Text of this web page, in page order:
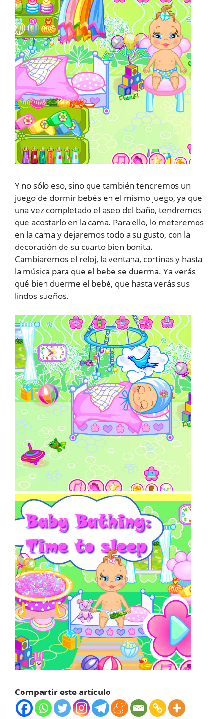
Y no sólo eso, sino que también tendremos un
juego de dormir bebés en el mismo juego, ya que
una vez completado el aseo del baño, tendremos
que acostarlo en la cama. Para ello, lo meteremos
en la cama y dejaremos todo a su gusto, con la
decoración de su cuarto bien bonita.
Cambiaremos el reloj, la ventana, cortinas y hasta
la música para que el bebe se duerma. Ya verás
qué bien duerme el bebé, que hasta verás sus
lindos sueños.
Compartir este artículo